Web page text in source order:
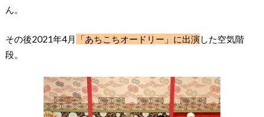
ん。
その後2021年4月 「あちこちオードリー」に出演した空気階
段。